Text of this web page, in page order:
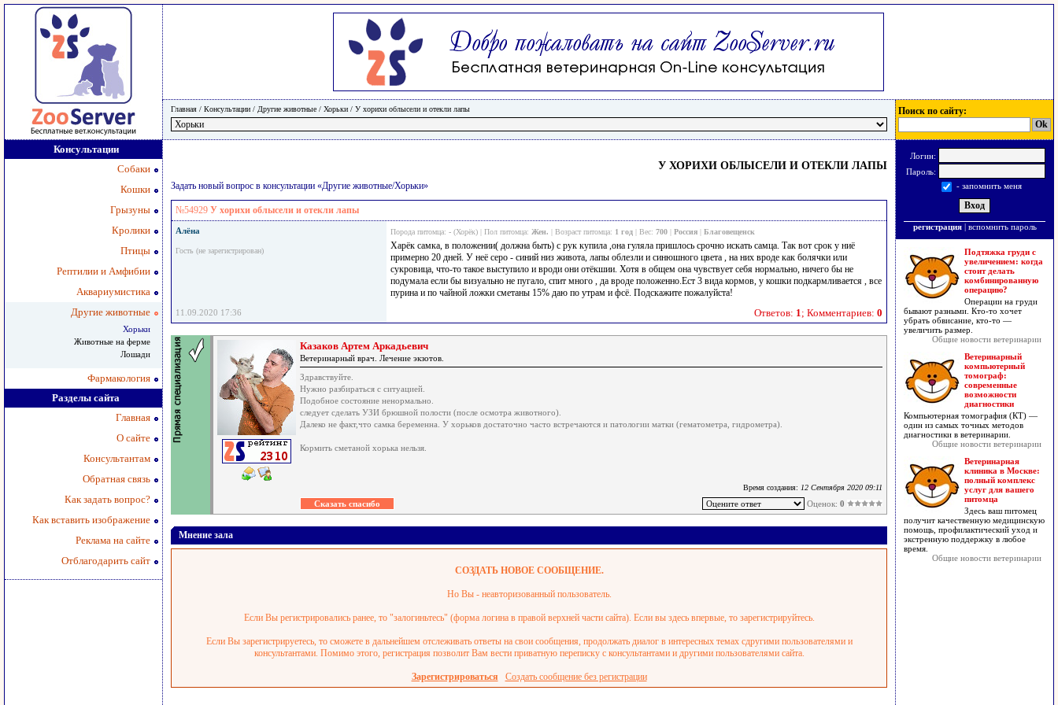
Главная / Консультации / Другие животные / Хорьки / У хорихи облысели и отекли лапы Поиск по сайту:
Консультации
Собаки
Кошки
Грызуны
Кролики
Птицы
Рептилии и Амфибии
Аквариумистика
Другие животные
Хорьки
Животные на ферме
Лошади
Фармакология
Разделы сайта
Главная
О сайте
Консультантам
Обратная связь
Как задать вопрос?
Как вставить изображение
Реклама на сайте
Отблагодарить сайт
У ХОРИХИ ОБЛЫСЕЛИ И ОТЕКЛИ ЛАПЫ
Задать новый вопрос в консультации «Другие животные/Хорьки»
№54929 У хорихи облысели и отекли лапы
Алёна
Гость (не зарегистрирован)
Порода питомца: - (Хорёк) | Пол питомца: Жен. | Возраст питомца: 1 год | Вес: 700 | Россия | Благовещенск
Харёк самка, в положении( должна быть) с рук купила ,она гуляла пришлось срочно искать самца. Так вот срок у ниё
примерно 20 дней. У неё серо - синий низ живота, лапы облезли и синюшного цвета , на них вроде как болячки или
сукровица, что-то такое выступило и вроди они отёкшии. Хотя в общем она чувствует себя нормально, ничего бы не
подумала если бы визуально не пугало, спит много , да вроде положенно.Ест 3 вида кормов, у кошки подкармливается , все
пурина и по чайной ложки сметаны 15% даю по утрам и фсё. Подскажите пожалуйста!
11.09.2020 17:36 Ответов: 1; Комментариев: 0
Казаков Артем Аркадьевич
Ветеринарный врач. Лечение экзотов.
Здравствуйте.
Нужно разбираться с ситуацией.
Подобное состояние ненормально.
следует сделать УЗИ брюшной полости (после осмотра животного).
Далеко не факт,что самка беременна. У хорьков достаточно часто встречаются и патологии матки (гематометра, гидрометра).
Кормить сметаной хорька нельзя.
Время создания: 12 Сентября 2020 09:11
Оценок: 0
Мнение зала
СОЗДАТЬ НОВОЕ СООБЩЕНИЕ.
Но Вы - неавторизованный пользователь.
Если Вы регистрировались ранее, то "залогиньтесь" (форма логина в правой верхней части сайта). Если вы здесь впервые, то зарегистрируйтесь.
Если Вы зарегистрируетесь, то сможете в дальнейшем отслеживать ответы на свои сообщения, продолжать диалог в интересных темах сдругими пользователями и
консультантами. Помимо этого, регистрация позволит Вам вести приватную переписку с консультантами и другими пользователями сайта.
Зарегистрироваться Создать сообщение без регистрации
Логин:
Пароль:
- запомнить меня
регистрация| вспомнить пароль
Подтяжка груди с
увеличением: когда
стоит делать
комбинированную
операцию?
Операции на груди
бывают разными. Кто-то хочет
убрать обвисание, кто-то —
увеличить размер.
Общие новости ветеринарии
Ветеринарный
компьютерный
томограф:
современные
возможности
диагностики
Компьютерная томография (КТ) —
один из самых точных методов
диагностики в ветеринарии.
Общие новости ветеринарии
Ветеринарная
клиника в Москве:
полный комплекс
услуг для вашего
питомца
Здесь ваш питомец
получит качественную медицинскую
помощь, профилактический уход и
экстренную поддержку в любое
время.
Общие новости ветеринарии